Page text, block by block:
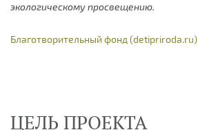
экологическому просвещению.
Благотворительный фонд (detipriroda.ru)
ЦЕЛЬ ПРОЕКТА